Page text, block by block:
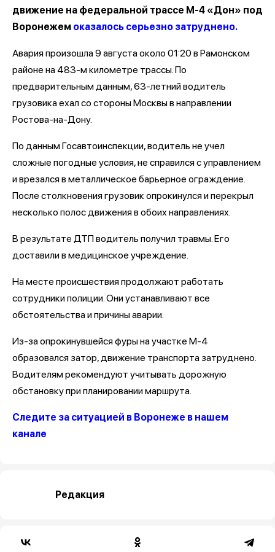
движение на федеральной трассе М-4 «Дон» под
Воронежем оказалось серьезно затруднено.
Авария произошла 9 августа около 01:20 в Рамонском
районе на 483-м километре трассы. По
предварительным данным, 63-летний водитель
грузовика ехал со стороны Москвы в направлении
Ростова-на-Дону.
По данным Госавтоинспекции, водитель не учел
сложные погодные условия, не справился с управлением
и врезался в металлическое барьерное ограждение.
После столкновения грузовик опрокинулся и перекрыл
несколько полос движения в обоих направлениях.
В результате ДТП водитель получил травмы. Его
доставили в медицинское учреждение.
На месте происшествия продолжают работать
сотрудники полиции. Они устанавливают все
обстоятельства и причины аварии.
Из-за опрокинувшейся фуры на участке М-4
образовался затор, движение транспорта затруднено.
Водителям рекомендуют учитывать дорожную
обстановку при планировании маршрута.
Следите за ситуацией в Воронеже в нашем
канале
Редакция